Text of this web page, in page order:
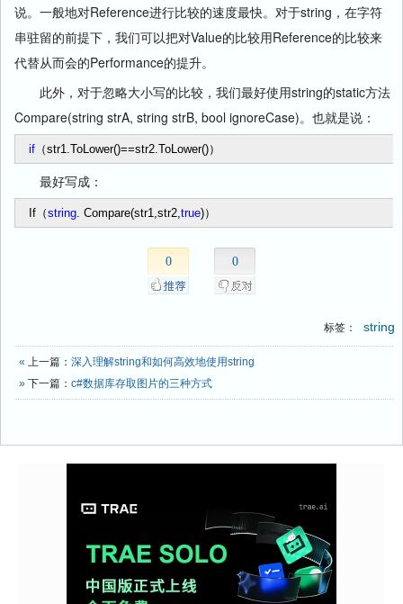
说。一般地对Reference进行比较的速度最快。对于string，在字符
串驻留的前提下，我们可以把对Value的比较用Reference的比较来
代替从而会的Performance的提升。
此外，对于忽略大小写的比较，我们最好使用string的static方法
Compare(string strA, string strB, bool ignoreCase)。也就是说：
if （str1.ToLower()==str2.ToLower()）
最好写成：
If（string . Compare(str1,str2, true)）
0 0
标签： string
« 上一篇： 深入理解string和如何高效地使用string
» 下一篇： c#数据库存取图片的三种方式